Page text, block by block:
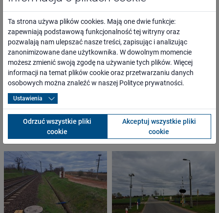
przewoźnicy oraz inni kontrahenci,
media lokalne, regionalne, branżowe i ogólnopolskie,
administracja rządowa i samorządowa,
organizacje pozarządowe.
WARTOŚĆ PROJEKTU
6 420 000,00 PLN
ZDJĘCIA
Ta strona używa plików cookies. Mają one dwie funkcje:
zapewniają podstawową funkcjonalność tej witryny oraz
pozwalają nam ulepszać nasze treści, zapisując i analizując
zanonimizowane dane użytkownika. W dowolnym momencie
możesz zmienić swoją zgodę na używanie tych plików. Więcej
informacji na temat plików cookie oraz przetwarzaniu danych
osobowych można znaleźć w naszej Polityce prywatności.
Ustawienia
Odrzuć wszystkie pliki
cookie
Akceptuj wszystkie pliki
cookie